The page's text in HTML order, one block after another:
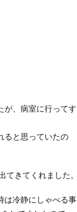
が、病室に行ってす
ると思っていたの
きてくれました。
は冷静にしゃべる事